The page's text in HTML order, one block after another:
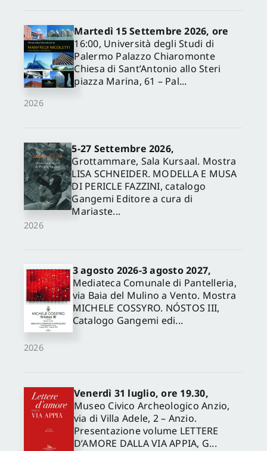
2026
Martedì 15 Settembre 2026, ore
16:00, Università degli Studi di
Palermo Palazzo Chiaromonte
Chiesa di Sant’Antonio allo Steri
piazza Marina, 61 – Pal...
2026
5-27 Settembre 2026,
Grottammare, Sala Kursaal. Mostra
LISA SCHNEIDER. MODELLA E MUSA
DI PERICLE FAZZINI, catalogo
Gangemi Editore a cura di
Mariaste...
2026
3 agosto 2026-3 agosto 2027,
Mediateca Comunale di Pantelleria,
via Baia del Mulino a Vento. Mostra
MICHELE COSSYRO. NÓSTOS III,
Catalogo Gangemi edi...
Venerdì 31 luglio, ore 19.30,
Museo Civico Archeologico Anzio,
via di Villa Adele, 2 – Anzio.
Presentazione volume LETTERE
D’AMORE DALLA VIA APPIA, G...